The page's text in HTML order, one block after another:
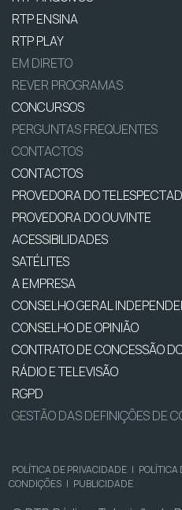
RTP ENSINA
RTP PLAY
EM DIRETO
REVER PROGRAMAS
CONCURSOS
PERGUNTAS FREQUENTES
CONTACTOS
CONTACTOS
PROVEDORA DO
PROVEDORA DO OUVINTE
ACESSIBILIDADES
SATÉLITES
A EMPRESA
CONSELHO GERAL
CONSELHO DE OPINIÃO
CONTRATO DE CONCESSÃO
RÁDIO E TELEVISÃO
RGPD
GESTÃO DAS DEFINIÇÕES DE
POLÍTICA DE PRIVACIDADE | POLÍTICA
CONDIÇÕES | PUBLICIDADE